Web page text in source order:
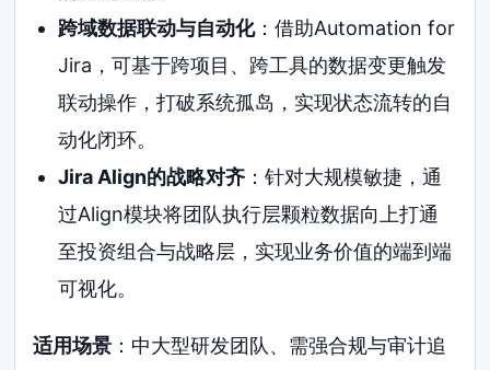
跨域数据联动与自动化：借助Automation for
Jira，可基于跨项目、跨工具的数据变更触发
联动操作，打破系统孤岛，实现状态流转的自
动化闭环。
Jira Align的战略对齐：针对大规模敏捷，通
过Align模块将团队执行层颗粒数据向上打通
至投资组合与战略层，实现业务价值的端到端
可视化。
适用场景 ：中大型研发团队、需强合规与审计追